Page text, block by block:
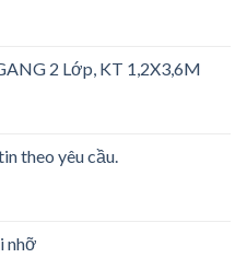
2 Lớp, KT 1,2X3,6M
theo yêu cầu.
nhỡ